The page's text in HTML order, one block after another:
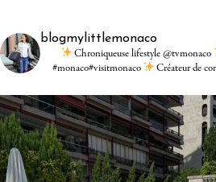
blogmylittlemonaco
Chroniqueuse lifestyle @tvmonaco
#monaco#visitmonaco
Créateur de